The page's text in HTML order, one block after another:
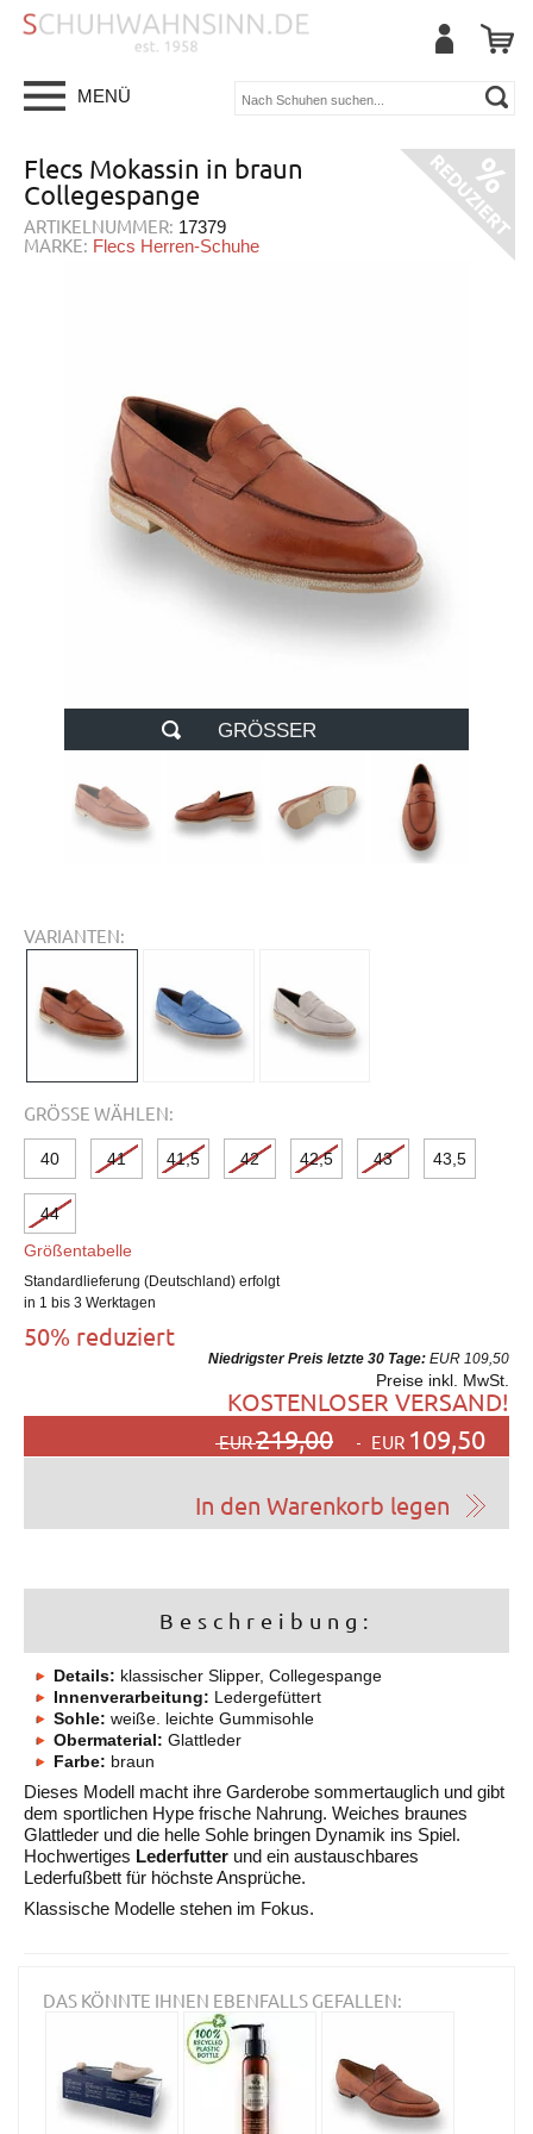
MENÜ
Flecs Mokassin in braun
Collegespange
ARTIKELNUMMER: 17379
MARKE: Flecs Herren-Schuhe
GRÖSSER
VARIANTEN:
GRÖSSE WÄHLEN:
40 41 41,5 42 42,5 43 43,5
44
Größentabelle
Standardlieferung (Deutschland) erfolgt
in 1 bis 3 Werktagen
50% reduziert
Niedrigster Preis letzte 30 Tage: EUR 109,50
Preise inkl. MwSt.
KOSTENLOSER VERSAND!
EUR219,00 EUR 109,50
Beschreibung:
Details: klassischer Slipper, Collegespange
Innenverarbeitung: Ledergefüttert
Sohle: weiße. leichte Gummisohle
Obermaterial: Glattleder
Farbe: braun
Dieses Modell macht ihre Garderobe sommertauglich und gibt
dem sportlichen Hype frische Nahrung. Weiches braunes
Glattleder und die helle Sohle bringen Dynamik ins Spiel.
Hochwertiges Lederfutter und ein austauschbares
Lederfußbett für höchste Ansprüche.
Klassische Modelle stehen im Fokus.
DAS KÖNNTE IHNEN EBENFALLS GEFALLEN: